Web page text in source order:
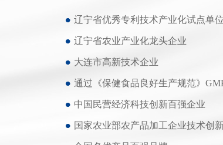
辽宁省优秀专利技术产业化试点单位
辽宁省农业产业化龙头企业
大连市高新技术企业
通过《保健食品良好生产规范》
中国民营经济科技创新百强企业
国家农业部农产品加工企业技术创